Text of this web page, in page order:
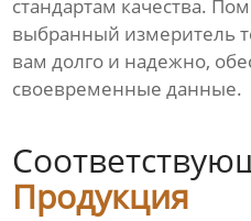
стандартам качества.
выбранный измеритель
вам долго и надежно,
своевременные данные.
Продукция